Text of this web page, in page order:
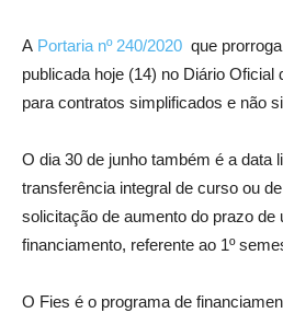
A Portaria nº 240/2020 que
publicada hoje (14) no Diário Oficial
para contratos simplificados e não
O dia 30 de junho também é a data
transferência integral de curso ou
solicitação de aumento do prazo de
financiamento, referente ao 1º
O Fies é o programa de